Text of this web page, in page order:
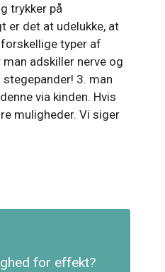
trykker på
er det at udelukke, at
typer af
adskiller nerve og
3. man
via kinden. Hvis
muligheder. Vi siger
for effekt?